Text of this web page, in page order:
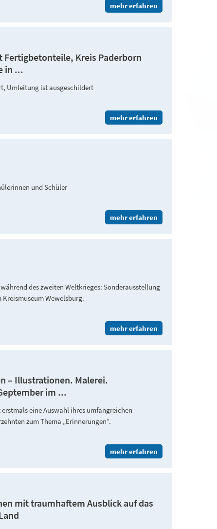
mehr erfahren
Kreis Paderborn
in ...
Umleitung ist ausgeschildert
mehr erfahren
und Schüler
mehr erfahren
des zweiten Weltkrieges: Sonderausstellung
Kreismuseum Wewelsburg.
mehr erfahren
– Illustrationen. Malerei.
im ...
eine Auswahl ihres umfangreichen
zum Thema „Erinnerungen“.
mehr erfahren
mit traumhaftem Ausblick auf das